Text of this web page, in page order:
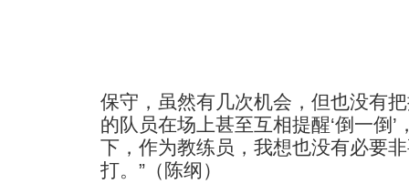
保守，虽然有几次机会，但也没有
的队员在场上甚至互相提醒‘倒一倒
下，作为教练员，我想也没有必要
打。”（陈纲）